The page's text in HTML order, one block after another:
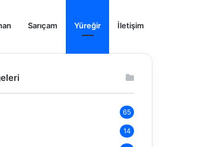
Sarıçam Yüreğir İletişim
65
14